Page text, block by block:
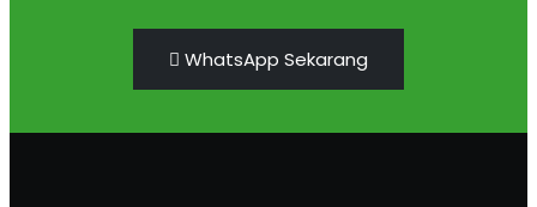
WhatsApp Sekarang